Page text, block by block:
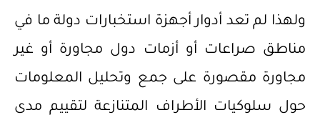
ولهذا لم تعد أدوار أجهزة استخبارات دولة ما في
مناطق صراعات أو أزمات دول مجاورة أو غير
مجاورة مقصورة على جمع وتحليل المعلومات
حول سلوكيات الأطراف المتنازعة لتقييم مدى